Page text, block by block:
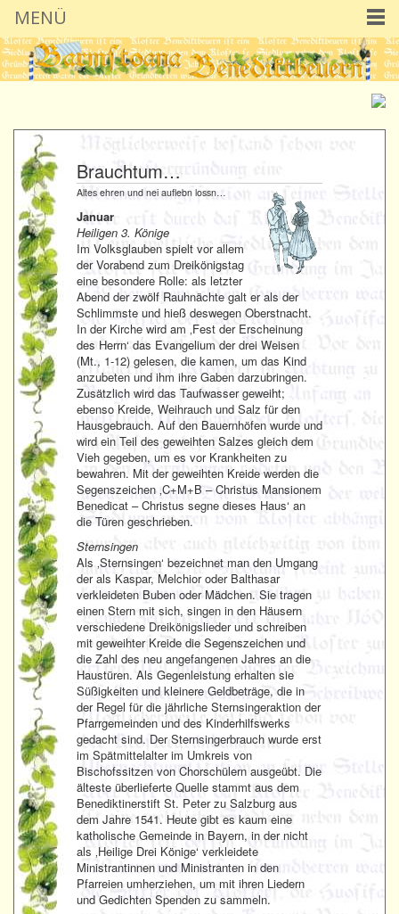
Brauchtum…
Altes ehren und nei auflebn lossn…
Januar
Heiligen 3. Könige
Im Volksglauben spielt vor allem
der Vorabend zum Dreikönigstag
eine besondere Rolle: als letzter
Abend der zwölf Rauhnächte galt er als der
Schlimmste und hieß deswegen Oberstnacht.
In der Kirche wird am ‚Fest der Erscheinung
des Herrn‘ das Evangelium der drei Weisen
(Mt., 1-12) gelesen, die kamen, um das Kind
anzubeten und ihm ihre Gaben darzubringen.
Zusätzlich wird das Taufwasser geweiht;
ebenso Kreide, Weihrauch und Salz für den
Hausgebrauch. Auf den Bauernhöfen wurde und
wird ein Teil des geweihten Salzes gleich dem
Vieh gegeben, um es vor Krankheiten zu
bewahren. Mit der geweihten Kreide werden die
Segenszeichen ‚C+M+B – Christus Mansionem
Benedicat – Christus segne dieses Haus‘ an
die Türen geschrieben.
Sternsingen
Als ‚Sternsingen‘ bezeichnet man den Umgang
der als Kaspar, Melchior oder Balthasar
verkleideten Buben oder Mädchen. Sie tragen
einen Stern mit sich, singen in den Häusern
verschiedene Dreikönigslieder und schreiben
mit geweihter Kreide die Segenszeichen und
die Zahl des neu angefangenen Jahres an die
Haustüren. Als Gegenleistung erhalten sie
Süßigkeiten und kleinere Geldbeträge, die in
der Regel für die jährliche Sternsingeraktion der
Pfarrgemeinden und des Kinderhilfswerks
gedacht sind. Der Sternsingerbrauch wurde erst
im Spätmittelalter im Umkreis von
Bischofssitzen von Chorschülern ausgeübt. Die
älteste überlieferte Quelle stammt aus dem
Benediktinerstift St. Peter zu Salzburg aus
dem Jahre 1541. Heute gibt es kaum eine
katholische Gemeinde in Bayern, in der nicht
als ‚Heilige Drei Könige‘ verkleidete
Ministrantinnen und Ministranten in den
Pfarreien umherziehen, um mit ihren Liedern
und Gedichten Spenden zu sammeln.
MENÜ